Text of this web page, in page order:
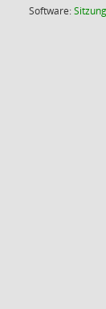
Software: